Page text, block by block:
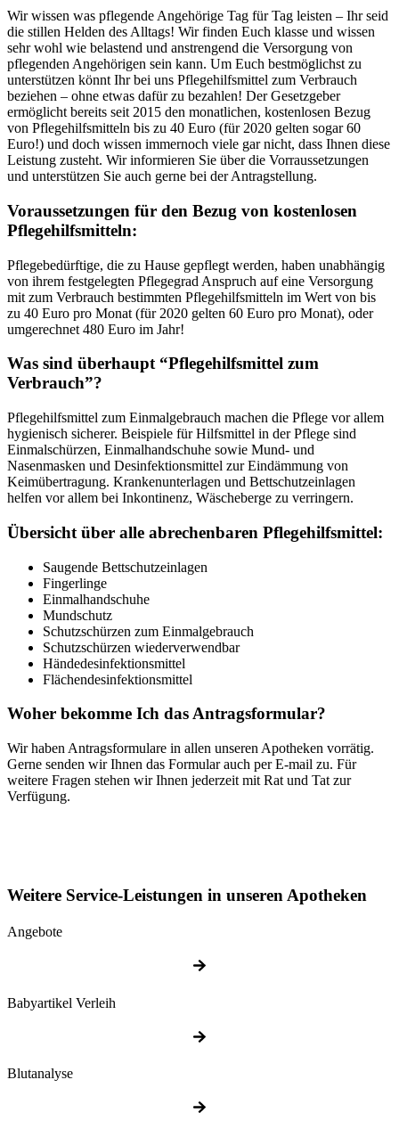
Wir wissen was pflegende Angehörige Tag für Tag leisten – Ihr seid
die stillen Helden des Alltags! Wir finden Euch klasse und wissen
sehr wohl wie belastend und anstrengend die Versorgung von
pflegenden Angehörigen sein kann. Um Euch bestmöglichst zu
unterstützen könnt Ihr bei uns Pflegehilfsmittel zum Verbrauch
beziehen – ohne etwas dafür zu bezahlen! Der Gesetzgeber
ermöglicht bereits seit 2015 den monatlichen, kostenlosen Bezug
von Pflegehilfsmitteln bis zu 40 Euro (für 2020 gelten sogar 60
Euro!) und doch wissen immernoch viele gar nicht, dass Ihnen diese
Leistung zusteht. Wir informieren Sie über die Vorraussetzungen
und unterstützen Sie auch gerne bei der Antragstellung.
Voraussetzungen für den Bezug von kostenlosen
Pflegehilfsmitteln:
Pflegebedürftige, die zu Hause gepflegt werden, haben unabhängig
von ihrem festgelegten Pflegegrad Anspruch auf eine Versorgung
mit zum Verbrauch bestimmten Pflegehilfsmitteln im Wert von bis
zu 40 Euro pro Monat (für 2020 gelten 60 Euro pro Monat), oder
umgerechnet 480 Euro im Jahr!
Was sind überhaupt “Pflegehilfsmittel zum
Verbrauch”?
Pflegehilfsmittel zum Einmalgebrauch machen die Pflege vor allem
hygienisch sicherer. Beispiele für Hilfsmittel in der Pflege sind
Einmalschürzen, Einmalhandschuhe sowie Mund- und
Nasenmasken und Desinfektionsmittel zur Eindämmung von
Keimübertragung. Krankenunterlagen und Bettschutzeinlagen
helfen vor allem bei Inkontinenz, Wäscheberge zu verringern.
Übersicht über alle abrechenbaren Pflegehilfsmittel:
Saugende Bettschutzeinlagen
Fingerlinge
Einmalhandschuhe
Mundschutz
Schutzschürzen zum Einmalgebrauch
Schutzschürzen wiederverwendbar
Händedesinfektionsmittel
Flächendesinfektionsmittel
Woher bekomme Ich das Antragsformular?
Wir haben Antragsformulare in allen unseren Apotheken vorrätig.
Gerne senden wir Ihnen das Formular auch per E-mail zu. Für
weitere Fragen stehen wir Ihnen jederzeit mit Rat und Tat zur
Verfügung.
Weitere Service-Leistungen in unseren Apotheken
Angebote
Babyartikel Verleih
Blutanalyse